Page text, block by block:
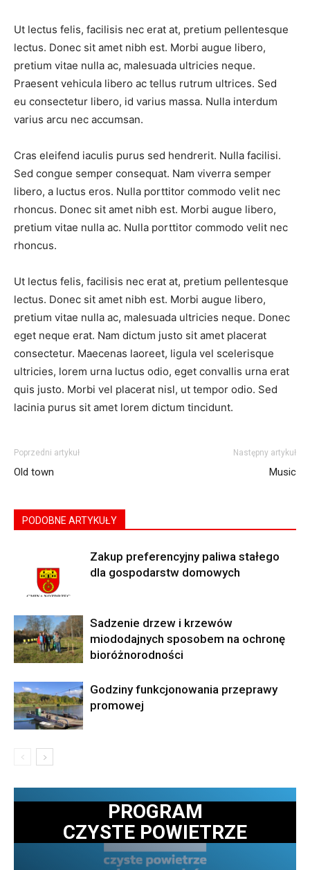
Ut lectus felis, facilisis nec erat at, pretium pellentesque
lectus. Donec sit amet nibh est. Morbi augue libero,
pretium vitae nulla ac, malesuada ultricies neque.
Praesent vehicula libero ac tellus rutrum ultrices. Sed
eu consectetur libero, id varius massa. Nulla interdum
varius arcu nec accumsan.
Cras eleifend iaculis purus sed hendrerit. Nulla facilisi.
Sed congue semper consequat. Nam viverra semper
libero, a luctus eros. Nulla porttitor commodo velit nec
rhoncus. Donec sit amet nibh est. Morbi augue libero,
pretium vitae nulla ac. Nulla porttitor commodo velit nec
rhoncus.
Ut lectus felis, facilisis nec erat at, pretium pellentesque
lectus. Donec sit amet nibh est. Morbi augue libero,
pretium vitae nulla ac, malesuada ultricies neque. Donec
eget neque erat. Nam dictum justo sit amet placerat
consectetur. Maecenas laoreet, ligula vel scelerisque
ultricies, lorem urna luctus odio, eget convallis urna erat
quis justo. Morbi vel placerat nisl, ut tempor odio. Sed
lacinia purus sit amet lorem dictum tincidunt.
Poprzedni artykuł
Old town
Następny artykuł
Music
PODOBNE ARTYKUŁY
Zakup preferencyjny paliwa stałego
dla gospodarstw domowych
Sadzenie drzew i krzewów
miododajnych sposobem na ochronę
bioróżnorodności
Godziny funkcjonowania przeprawy
promowej
PROGRAM
CZYSTE POWIETRZE